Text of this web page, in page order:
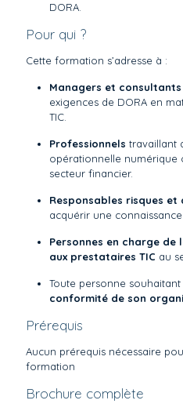
DORA.
Pour qui ?
Cette formation s’adresse à :
Managers et consultants
exigences de DORA en
TIC.
Professionnels travaillant
opérationnelle numérique
secteur financier.
Responsables risques
acquérir une
Personnes en charge de
aux prestataires TIC au
Toute personne
conformité de son
Prérequis
Aucun prérequis nécessaire
formation
Brochure complète